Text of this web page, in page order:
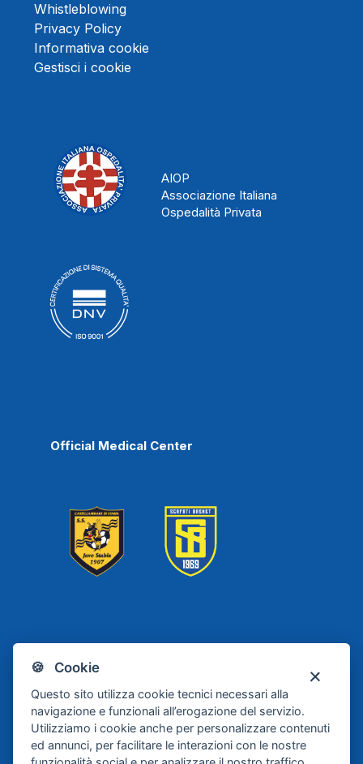
🍪 Cookie
Questo sito utilizza cookie tecnici necessari alla
navigazione e funzionali all’erogazione del servizio.
Utilizziamo i cookie anche per personalizzare contenuti
ed annunci, per facilitare le interazioni con le nostre
Whistleblowing
Privacy Policy
Informativa cookie
Gestisci i cookie
AIOP
Associazione Italiana
Ospedalità Privata
Official Medical Center
Juve Stabia